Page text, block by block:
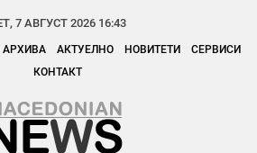
7 АВГУСТ 2026 16:43
АРХИВА АКТУЕЛНО НОВИТЕТИ
СЕРВИСИ
КОНТАКТ